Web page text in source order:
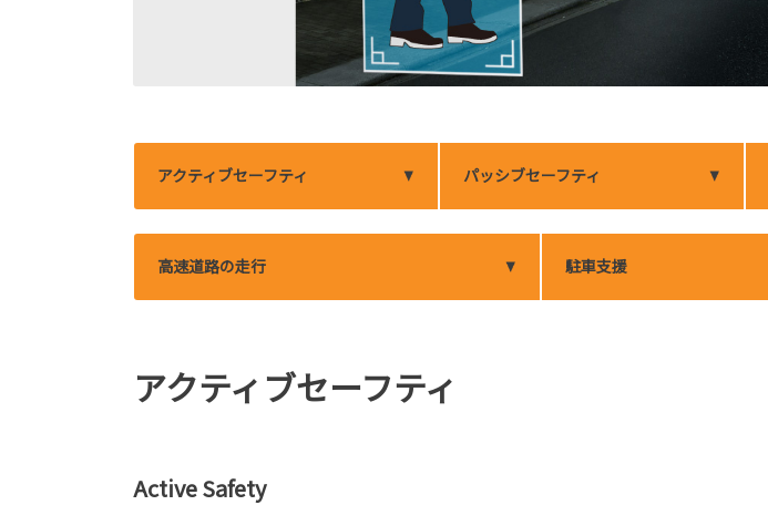
アクティブセーフティ パッシブセーフティ
高速道路の走行 駐車支援
アクティブセーフティ
Active Safety